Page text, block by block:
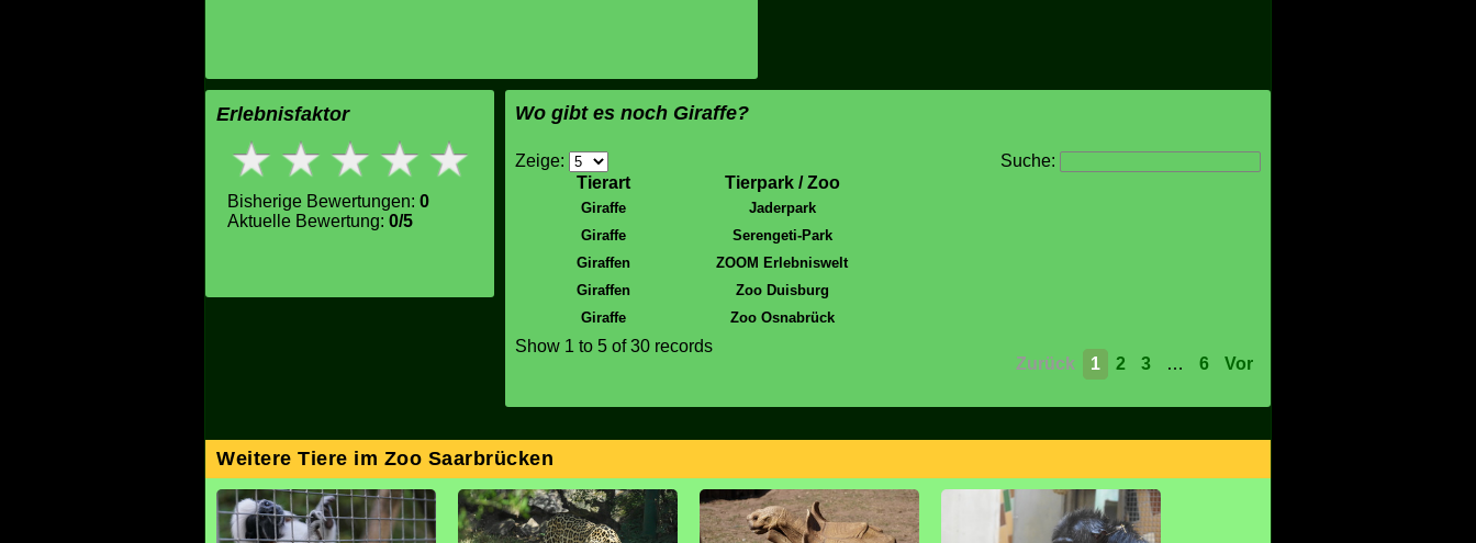
Erlebnisfaktor
Bisherige Bewertungen: 0
Aktuelle Bewertung: 0/5
Wo gibt es noch Giraffe?
Suche:
Zeige:
Tierart
Tierpark / Zoo
Giraffe
Jaderpark
Giraffe
Serengeti-Park
Giraffen
ZOOM Erlebniswelt
Giraffen
Zoo Duisburg
Giraffe
Zoo Osnabrück
Zurück 1 2 3 … 6 Vor
Show 1 to 5of 30 records
Weitere Tiere im Zoo Saarbrücken